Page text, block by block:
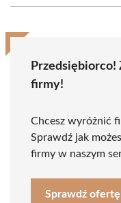
Przedsiębiorco!
firmy!
Chcesz wyróżnić
Sprawdź jak
firmy w naszym
Sprawdź